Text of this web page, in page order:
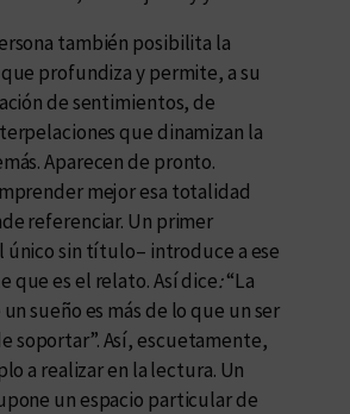
también posibilita la
profundiza y permite, a su
de sentimientos, de
que dinamizan la
Aparecen de pronto.
mejor esa totalidad
referenciar. Un primer
único sin título– introduce a ese
que es el relato. Así dice:“La
sueño es más de lo que un ser
soportar”. Así, escuetamente,
a realizar en la lectura. Un
un espacio particular de